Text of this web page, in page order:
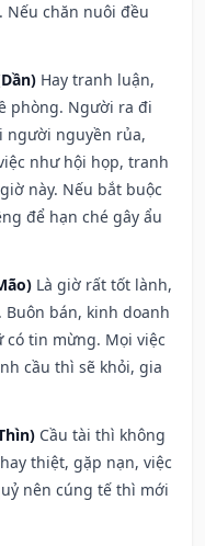
Nếu chăn nuôi đều
Hay tranh luận,
phòng. Người ra đi
người nguyền rủa,
như hội họp, tranh
này. Nếu bắt buộc
để hạn ché gây ẩu
Là giờ rất tốt lành,
bán, kinh doanh
có tin mừng. Mọi việc
cầu thì sẽ khỏi, gia
Cầu tài thì không
thiệt, gặp nạn, việc
nên cúng tế thì mới